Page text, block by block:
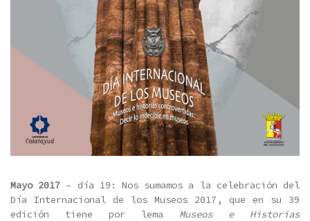
Mayo 2017 – día 19: Nos sumamos a la celebración del
Día Internacional de los Museos 2017, que en su 39
edición tiene por lema Museos e Historias